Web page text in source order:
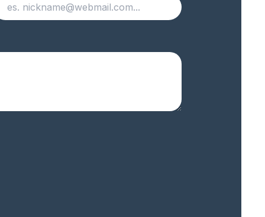
cartone da 1 pezzo